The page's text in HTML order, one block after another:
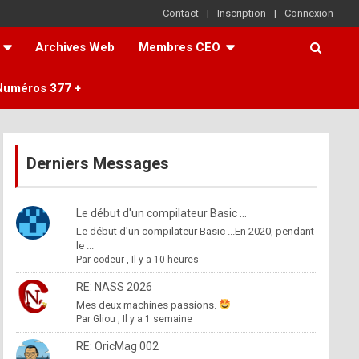
Contact Inscription Connexion
Archives Web Membres CEO
377 +
Derniers Messages
Le début d'un compilateur Basic ...
Le début d'un compilateur Basic ...En 2020, pendant
le ...
Par codeur, Il y a 10 heures
RE: NASS 2026
Mes deux machines passions.
Par Gliou , Il y a 1 semaine
RE: OricMag 002